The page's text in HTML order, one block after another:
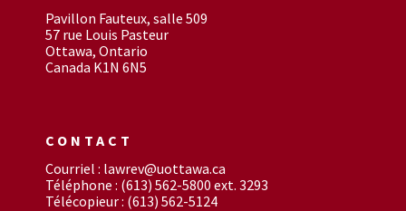
Pavillon Fauteux, salle 509
57 rue Louis Pasteur
Ottawa, Ontario
Canada K1N 6N5
CONTACT
Courriel : lawrev@uottawa.ca
Téléphone : (613) 562-5800 ext. 3293
Télécopieur : (613) 562-5124